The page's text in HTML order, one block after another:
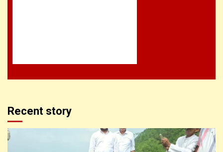
Recent story